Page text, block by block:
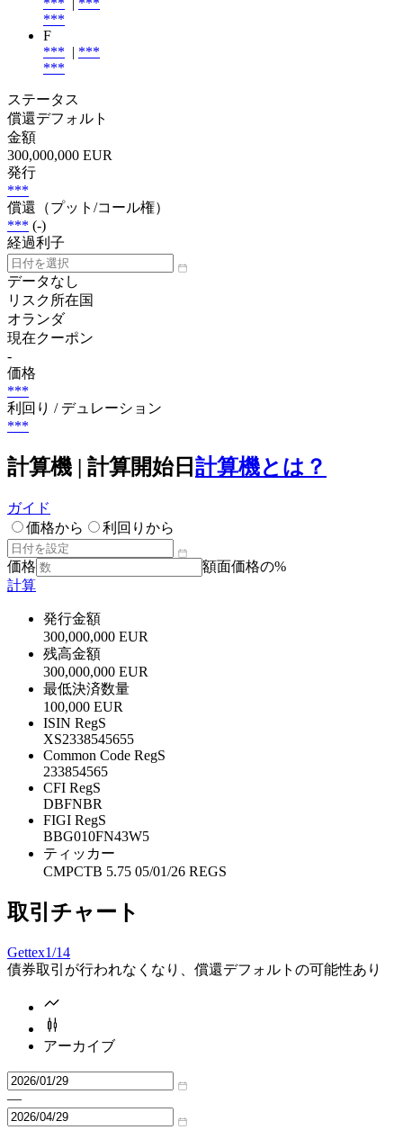
***
F
*** | ***
***
ステータス
償還デフォルト
金額
300,000,000 EUR
発行
***
償還（プット/コール権）
*** (-)
経過利子
データなし
リスク所在国
オランダ
現在クーポン
-
価格
***
利回り / デュレーション
***
計算機 | 計算開始日 計算機とは？
ガイド
価格から
利回りから
価格
額面価格の%
計算
発行金額
300,000,000 EUR
残高金額
300,000,000 EUR
最低決済数量
100,000 EUR
ISIN RegS
XS2338545655
Common Code RegS
233854565
CFI RegS
DBFNBR
FIGI RegS
BBG010FN43W5
ティッカー
CMPCTB 5.75 05/01/26 REGS
取引チャート
Gettex1/14
債券取引が行われなくなり、償還デフォルトの可能性あり
アーカイブ
—